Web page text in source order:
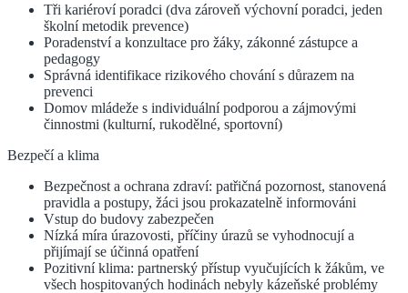
Tři kariéroví poradci (dva zároveň výchovní poradci, jeden
školní metodik prevence)
Poradenství a konzultace pro žáky, zákonné zástupce a
pedagogy
Správná identifikace rizikového chování s důrazem na
prevenci
Domov mládeže s individuální podporou a zájmovými
činnostmi (kulturní, rukodělné, sportovní)
Bezpečí a klima
Bezpečnost a ochrana zdraví: patřičná pozornost, stanovená
pravidla a postupy, žáci jsou prokazatelně informováni
Vstup do budovy zabezpečen
Nízká míra úrazovosti, příčiny úrazů se vyhodnocují a
přijímají se účinná opatření
Pozitivní klima: partnerský přístup vyučujících k žákům, ve
všech hospitovaných hodinách nebyly kázeňské problémy